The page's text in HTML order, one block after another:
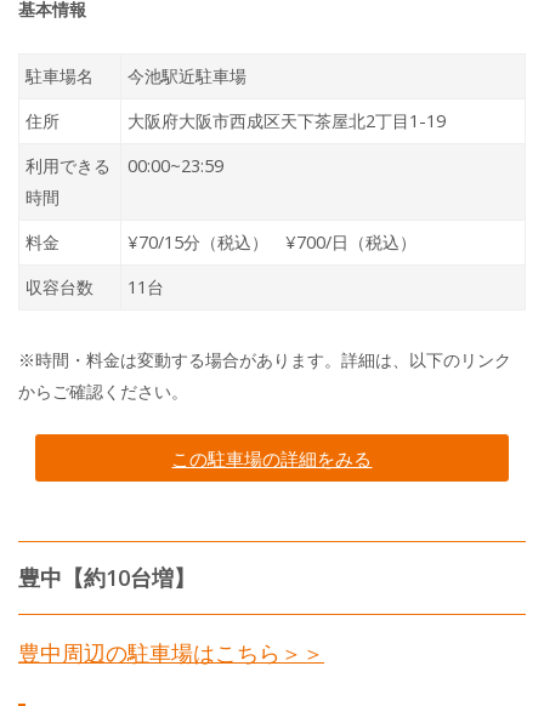
基本情報
駐車場名
今池駅近駐車場
住所
大阪府大阪市西成区天下茶屋北2丁目1-19
利用できる
時間
00:00~23:59
料金
¥70/15分（税込） ¥700/日（税込）
収容台数
11台
※時間・料金は変動する場合があります。詳細は、以下のリンク
からご確認ください。
この駐車場の詳細をみる
豊中【約10台増】
豊中周辺の駐車場はこちら＞＞